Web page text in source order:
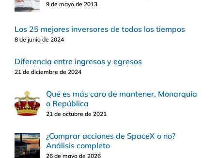
9 de mayo de 2013
Los 25 mejores inversores de todos los tiempos
8 de junio de 2024
Diferencia entre ingresos y egresos
21 de diciembre de 2024
Qué es más caro de mantener, Monarquía
o República
21 de octubre de 2021
¿Comprar acciones de SpaceX o no?
Análisis completo
26 de mayo de 2026